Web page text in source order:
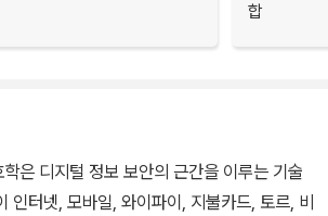
합
은 디지털 정보 보안의 근간을 이루는 기술
인터넷, 모바일, 와이파이, 지불카드, 토르, 비